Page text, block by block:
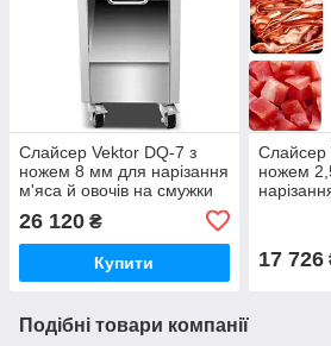
Слайсер Vektor DQ-7 з
ножем 8 мм для нарізання
м'яса й овочів на смужки
26 120 ₴
Купити
Слайсер
ножем
17 726
Подібні товари компанії